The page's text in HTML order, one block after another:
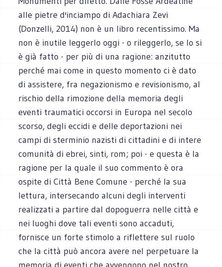
alle pietre d'inciampo di Adachiara Zevi
(Donzelli, 2014) non è un libro recentissimo. Ma
non è inutile leggerlo oggi - o rileggerlo, se lo si
è già fatto - per più di una ragione: anzitutto
perché mai come in questo momento ci è dato
di assistere, fra negazionismo e revisionismo, al
rischio della rimozione della memoria degli
eventi traumatici occorsi in Europa nel secolo
scorso, degli eccidi e delle deportazioni nei
campi di sterminio nazisti di cittadini e di intere
comunità di ebrei, sinti, rom; poi - e questa è la
ragione per la quale il suo commento è ora
ospite di Città Bene Comune - perché la sua
lettura, intersecando alcuni degli interventi
realizzati a partire dal dopoguerra nelle città e
nei luoghi dove tali eventi sono accaduti,
fornisce un forte stimolo a riflettere sul ruolo
che la città può ancora avere nel perpetuare la